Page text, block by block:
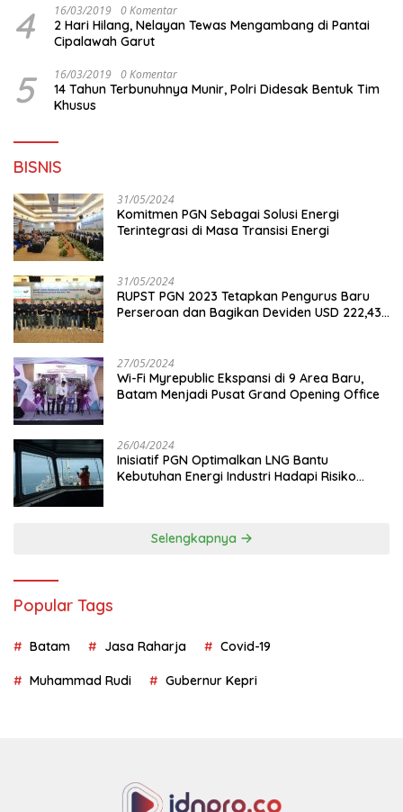
4 16/03/2019 0 Komentar
2 Hari Hilang, Nelayan Tewas Mengambang di Pantai
Cipalawah Garut
5 16/03/2019 0 Komentar
14 Tahun Terbunuhnya Munir, Polri Didesak Bentuk Tim
Khusus
BISNIS
31/05/2024
Komitmen PGN Sebagai Solusi Energi
Terintegrasi di Masa Transisi Energi
31/05/2024
RUPST PGN 2023 Tetapkan Pengurus Baru
Perseroan dan Bagikan Deviden USD 222,43
27/05/2024
Wi-Fi Myrepublic Ekspansi di 9 Area Baru,
Batam Menjadi Pusat Grand Opening Office
26/04/2024
Inisiatif PGN Optimalkan LNG Bantu
Kebutuhan Energi Industri Hadapi Risiko
Selengkapnya
Popular Tags
Batam Jasa Raharja Covid-19
Muhammad Rudi Gubernur Kepri